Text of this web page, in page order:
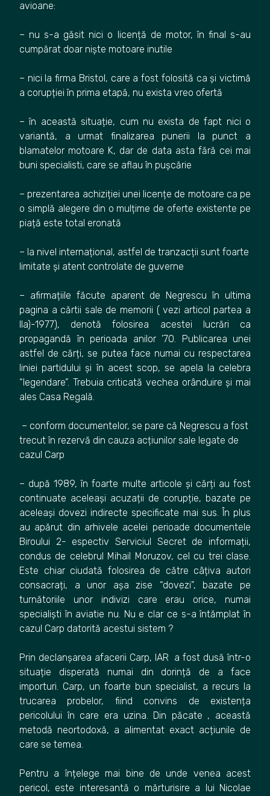
avioane:
– nu s-a găsit nici o licență de motor, în final s-au
cumpărat doar niște motoare inutile
– nici la firma Bristol, care a fost folosită ca și victimă
a corupției în prima etapă, nu exista vreo ofertă
– în această situație, cum nu exista de fapt nici o
variantă, a urmat finalizarea punerii la punct a
blamatelor motoare K, dar de data asta fără cei mai
buni specialisti, care se aflau în pușcărie
– prezentarea achiziției unei licențe de motoare ca pe
o simplă alegere din o mulțime de oferte existente pe
piață este total eronată
– la nivel internațional, astfel de tranzacții sunt foarte
limitate și atent controlate de guverne
– afirmațiile făcute aparent de Negrescu în ultima
pagina a cărtii sale de memorii ( vezi articol partea a
IIa)-1977), denotă folosirea acestei lucrări ca
propagandă în perioada anilor ’70. Publicarea unei
astfel de cărți, se putea face numai cu respectarea
liniei partidului și în acest scop, se apela la celebra
“legendare”. Trebuia criticată vechea orânduire și mai
ales Casa Regală.
– conform documentelor, se pare că Negrescu a fost
trecut în rezervă din cauza acțiunilor sale legate de
cazul Carp
– după 1989, în foarte multe articole și cărți au fost
continuate aceleași acuzații de corupție, bazate pe
aceleași dovezi indirecte specificate mai sus. În plus
au apărut din arhivele acelei perioade documentele
Biroului 2- espectiv Serviciul Secret de informații,
condus de celebrul Mihail Moruzov, cel cu trei clase.
Este chiar ciudată folosirea de către câțiva autori
consacrați, a unor așa zise “dovezi”, bazate pe
turnătoriile unor indivizi care erau orice, numai
specialiști în aviatie nu. Nu e clar ce s-a întămplat în
cazul Carp datorită acestui sistem ?
Prin declanșarea afacerii Carp, IAR a fost dusă într-o
situație disperată numai din dorință de a face
importuri. Carp, un foarte bun specialist, a recurs la
trucarea probelor, fiind convins de existența
pericolului în care era uzina. Din păcate , această
metodă neortodoxă, a alimentat exact acțiunile de
care se temea.
Pentru a înțelege mai bine de unde venea acest
pericol, este interesantă o mărturisire a lui Nicolae